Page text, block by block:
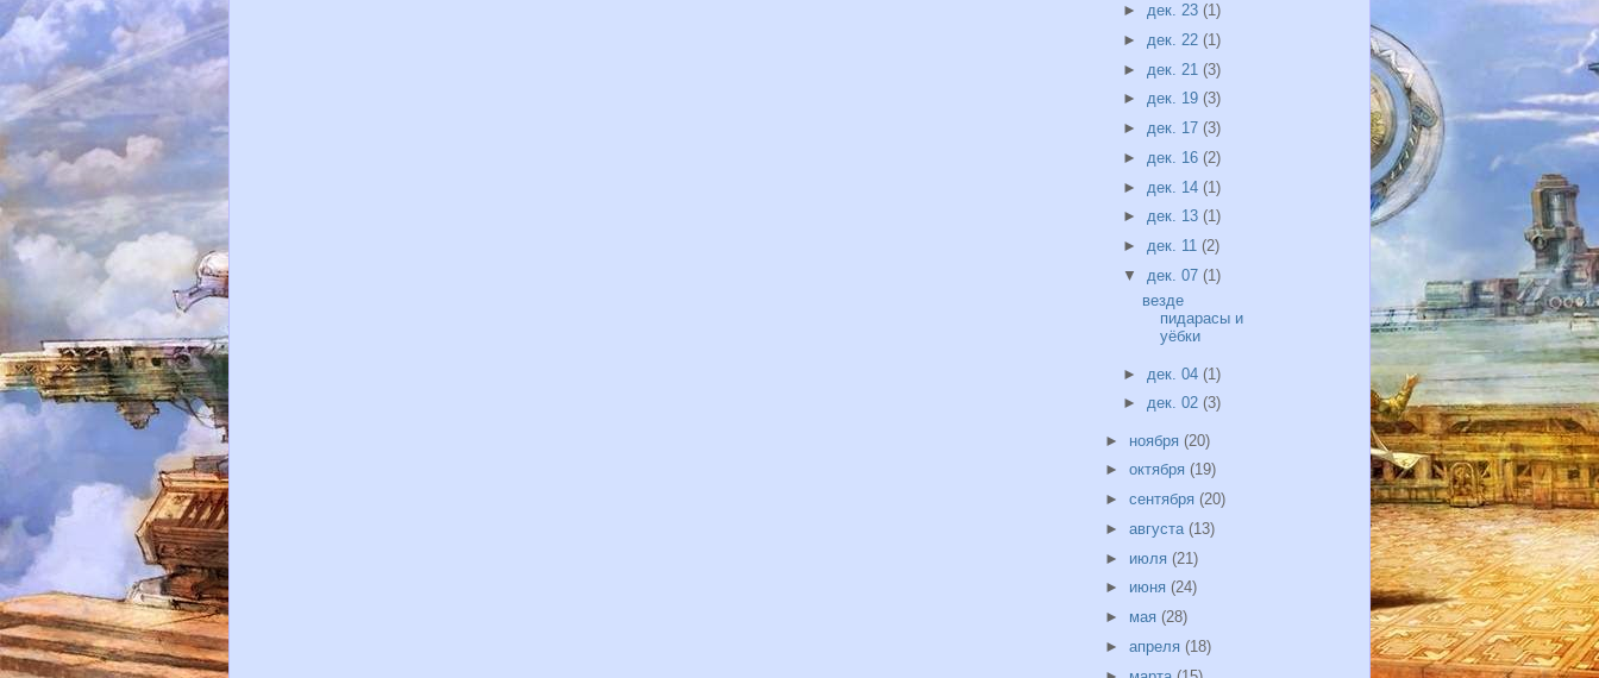
►дек. 23(1)
► дек. 22(1)
► дек. 21(3)
►дек. 19(3)
►дек. 17(3)
► дек. 16(2)
► дек. 14(1)
►дек. 13(1)
►дек. 11(2)
▼ дек. 07(1)
везде
пидарасы и
уёбки
► дек. 04(1)
►дек. 02(3)
► ноября (20)
► октября (19)
► сентября (20)
► августа (13)
► июля (21)
► июня (24)
► мая (28)
► апреля (18)